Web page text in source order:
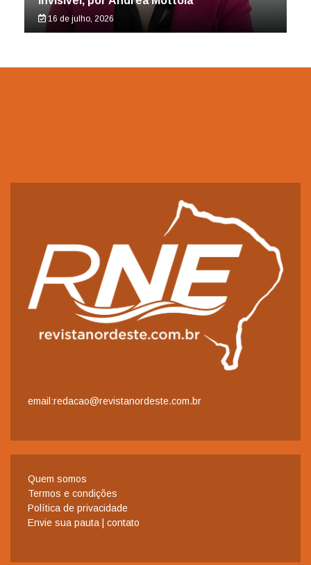
16 de julho, 2026
email:redacao@revistanordeste.com.br
Quem somos
Termos e condições
Política de privacidade
Envie sua pauta | contato